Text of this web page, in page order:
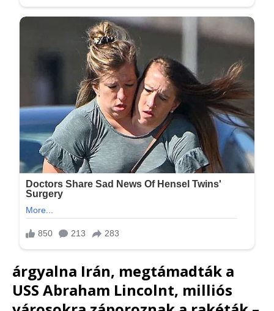
árgyalna Irán, megtámadták a
USS Abraham Lincolnt, milliós